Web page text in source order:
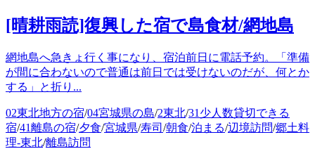
[晴耕雨読]復興した宿で島食材/網地島
網地島へ急きょ行く事になり、宿泊前日に電話予約。「準備
が間に合わないので普通は前日では受けないのだが、何とか
する」と折り...
カ
テ
ゴ
02東北地方の宿/04宮城県の島/2東北/31少人数貸切できる
宿/41離島の宿/夕食/宮城県/寿司 /朝食/泊まる/辺境訪問/郷土料
理-東北/離島訪問